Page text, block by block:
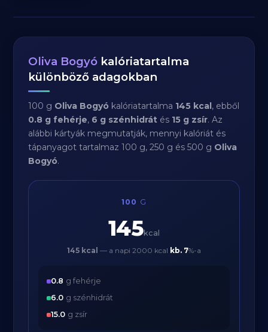
Oliva Bogyó kalóriatartalma
különböző adagokban
100 g Oliva Bogyó kalóriatartalma 145 kcal, ebből
0.8 g fehérje, 6 g szénhidrát és 15 g zsír. Az
alábbi kártyák megmutatják, mennyi kalóriát és
tápanyagot tartalmaz 100 g, 250 g és 500 g Oliva
Bogyó.
100 G
145kcal
145 kcal — a napi 2000 kcal kb. 7%-a
0.8 g fehérje
6.0 g szénhidrát
15.0 g zsír